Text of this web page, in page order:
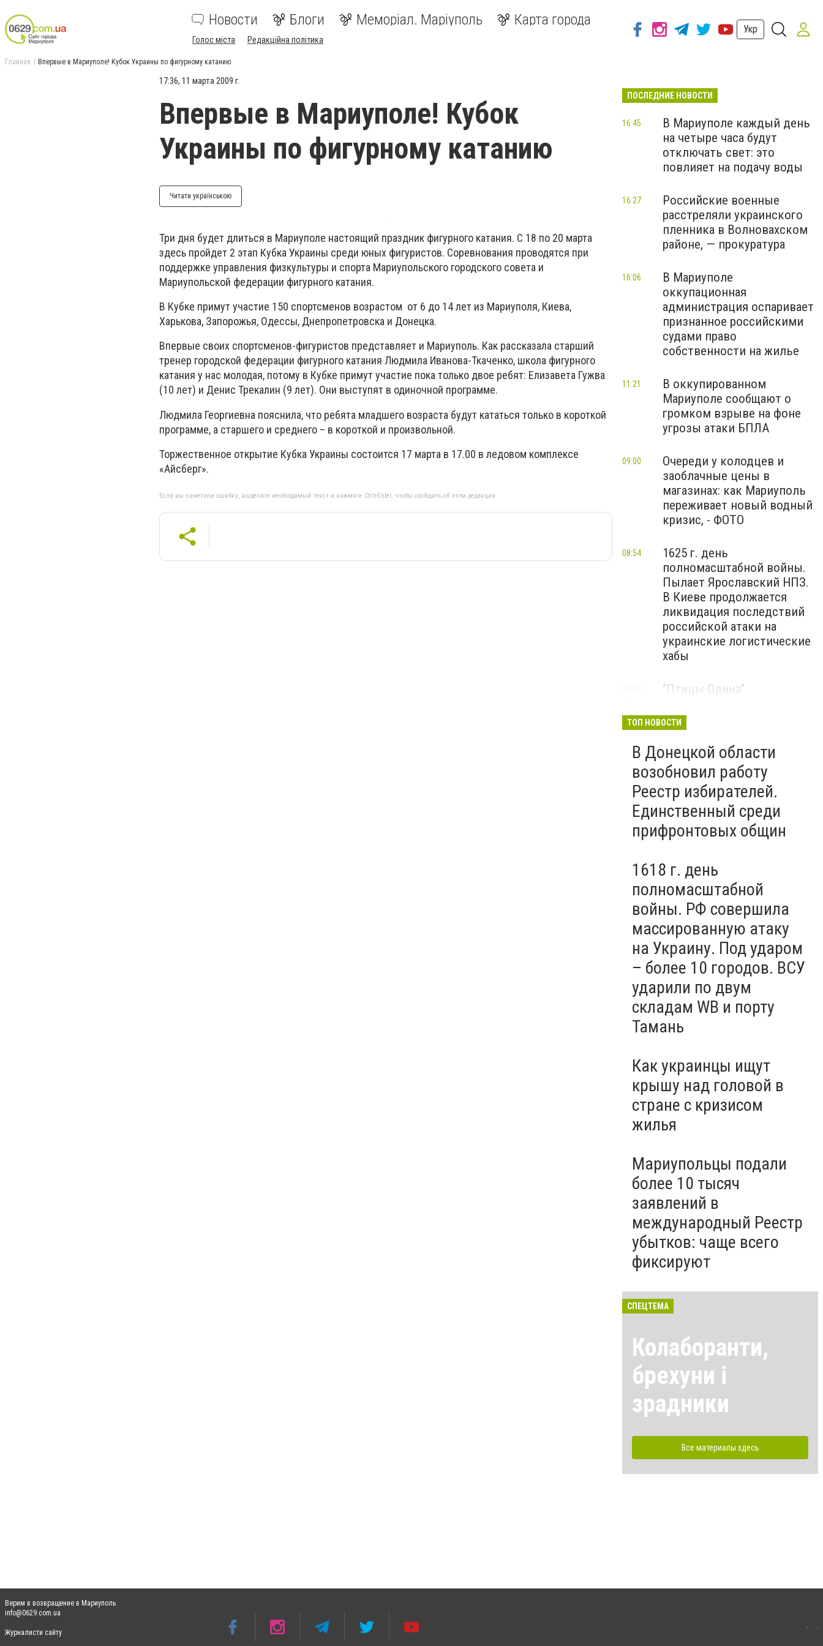
Новости Блоги Меморіал. Маріуполь Карта города
Голос міста Редакційна політика
Укр
Главная Впервые в Мариуполе! Кубок Украины по фигурному катанию
17:36, 11 марта 2009 г.
Впервые в Мариуполе! Кубок
Украины по фигурному катанию
Читати українською
Три дня будет длиться в Мариуполе настоящий праздник фигурного катания. С 18 по 20 марта
здесь пройдет 2 этап Кубка Украины среди юных фигуристов. Соревнования проводятся при
поддержке управления физкультуры и спорта Мариупольского городского совета и
Мариупольской федерации фигурного катания.
В Кубке примут участие 150 спортсменов возрастом от 6 до 14 лет из Мариуполя, Киева,
Харькова, Запорожья, Одессы, Днепропетровска и Донецка.
Впервые своих спортсменов-фигуристов представляет и Мариуполь. Как рассказала старший
тренер городской федерации фигурного катания Людмила Иванова-Ткаченко, школа фигурного
катания у нас молодая, потому в Кубке примут участие пока только двое ребят: Елизавета Гужва
(10 лет) и Денис Трекалин (9 лет). Они выступят в одиночной программе.
Людмила Георгиевна пояснила, что ребята младшего возраста будут кататься только в короткой
программе, а старшего и среднего – в короткой и произвольной.
Торжественное открытие Кубка Украины состоится 17 марта в 17.00 в ледовом комплексе
«Айсберг».
Если вы заметили ошибку, выделите необходимый текст и нажмите Ctrl+Enter, чтобы сообщить об этом редакции
ПОСЛЕДНИЕ НОВОСТИ
В Мариуполе каждый день
на четыре часа будут
отключать свет: это
повлияет на подачу воды
16:45
Российские военные
расстреляли украинского
пленника в Волновахском
районе, — прокуратура
16:27
В Мариуполе
оккупационная
администрация оспаривает
признанное российскими
судами право
собственности на жилье
16:06
В оккупированном
Мариуполе сообщают о
громком взрыве на фоне
угрозы атаки БПЛА
11:21
Очереди у колодцев и
заоблачные цены в
магазинах: как Мариуполь
переживает новый водный
кризис, - ФОТО
09:00
1625 г. день
полномасштабной войны.
Пылает Ярославский НПЗ.
В Киеве продолжается
ликвидация последствий
российской атаки на
украинские логистические
хабы
08:54
"Птицы Одина"
неопубликованные кадры
боевой работы, - ВИДЕО
Мариуполец Андрей
Бедняков сыграет папу
Петрика Пяточкина в
новом украинском фильме,
- ФОТО
Вчера
ТОП НОВОСТИ
В Донецкой области
возобновил работу
Реестр избирателей.
Единственный среди
прифронтовых общин
1618 г. день
полномасштабной
войны. РФ совершила
массированную атаку
на Украину. Под ударом
– более 10 городов. ВСУ
ударили по двум
складам WB и порту
Тамань
Как украинцы ищут
крышу над головой в
стране с кризисом
жилья
Мариупольцы подали
более 10 тысяч
заявлений в
международный Реестр
убытков: чаще всего
фиксируют
СПЕЦТЕМА
Колаборанти,
брехуни і
зрадники
Все материалы здесь
Верим в возвращение в Мариуполь
info@0629.com.ua
Журналисти сайту